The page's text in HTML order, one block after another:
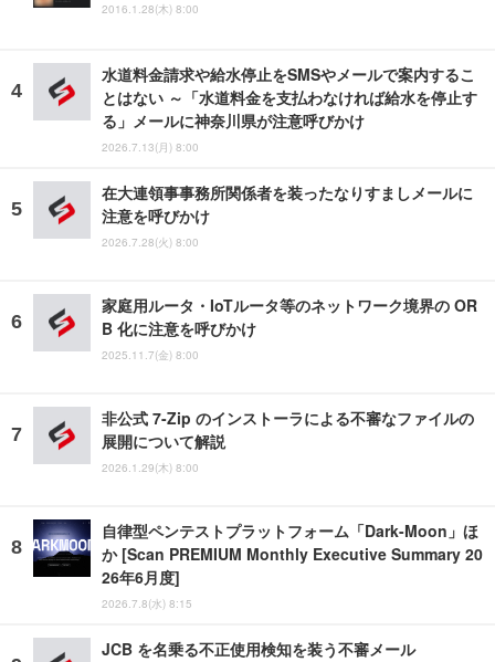
2016.1.28(木) 8:00
水道料金請求や給水停止をSMSやメールで案内するこ
とはない ～「水道料金を支払わなければ給水を停止す
る」メールに神奈川県が注意呼びかけ
2026.7.13(月) 8:00
在大連領事事務所関係者を装ったなりすましメールに
注意を呼びかけ
2026.7.28(火) 8:00
家庭用ルータ・IoTルータ等のネットワーク境界の OR
B 化に注意を呼びかけ
2025.11.7(金) 8:00
非公式 7-Zip のインストーラによる不審なファイルの
展開について解説
2026.1.29(木) 8:00
自律型ペンテストプラットフォーム「Dark-Moon」ほ
か [Scan PREMIUM Monthly Executive Summary 20
26年6月度]
2026.7.8(水) 8:15
JCB を名乗る不正使用検知を装う不審メール